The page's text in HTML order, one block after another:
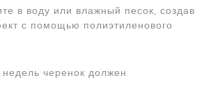
в воду или влажный песок‚ создав
с помощью полиэтиленового
недель черенок должен